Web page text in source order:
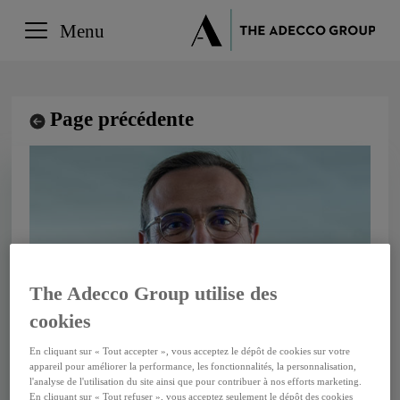
Menu
Page précédente
Julien Carasco
The Adecco Group utilise des
cookies
En cliquant sur « Tout accepter », vous acceptez le dépôt de cookies sur votre
appareil pour améliorer la performance, les fonctionnalités, la personnalisation,
l'analyse de l'utilisation du site ainsi que pour contribuer à nos efforts marketing.
En cliquant sur « Tout refuser », vous acceptez seulement le dépôt des cookies